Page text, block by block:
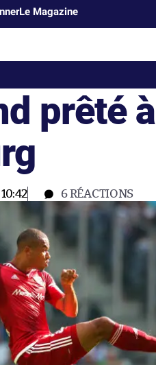
Le Magazine
prêté à
6RÉACTIONS